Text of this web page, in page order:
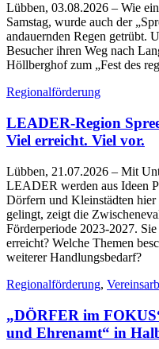
Lübben, 03.08.2026 – Wie
Samstag, wurde auch der
andauernden Regen getrübt.
Besucher ihren Weg nach
Höllberghof zum „Fest des
Regionalförderung
LEADER-Region
Viel erreicht. Viel vor.
Lübben, 21.07.2026 – Mit
LEADER werden aus Ideen
Dörfern und Kleinstädten
gelingt, zeigt die
Förderperiode 2023-2027.
erreicht? Welche Themen
weiterer Handlungsbedarf?
Regionalförderung,
„DÖRFER im
und Ehrenamt“ in